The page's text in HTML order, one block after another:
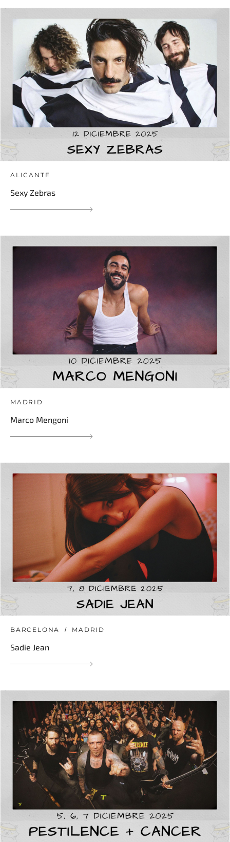
ALICANTE
Sexy Zebras
MADRID
Marco Mengoni
BARCELONA MADRID
Sadie Jean